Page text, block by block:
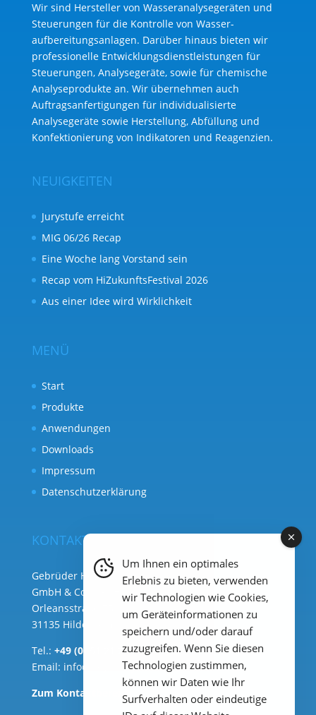
Wir sind Hersteller von Wasseranalysegeräten und
Steuerungen für die Kontrolle von Wasser­
aufbereitungs­anlagen. Darüber hinaus bieten wir
professionelle Entwicklungs­dienst­leistungen für
Steuerungen, Analysegeräte, sowie für chemische
Analyse­produkte an. Wir übernehmen auch
Auftragsanfertigungen für individualisierte
Analysegeräte sowie Herstellung, Abfüllung und
Konfektionierung von Indikatoren und Reagenzien.
NEUIGKEITEN
Jurystufe erreicht
MIG 06/26 Recap
Eine Woche lang Vorstand sein
Recap vom HiZukunftsFestival 2026
Aus einer Idee wird Wirklichkeit
MENÜ
Start
Produkte
Anwendungen
Downloads
Impressum
Datenschutzerklärung
KONTAKT
Gebrüder Heyl Analysentechnik
GmbH & Co. KG ( Hauptsitz )
Orleansstraße 75b
31135 Hildesheim
Tel.: +49 (0) 51 21 289 33 – 0
Email: info@heylanalysis.de
Zum Kontaktbereich
Um Ihnen ein optimales
Erlebnis zu bieten, verwenden
wir Technologien wie Cookies,
um Geräteinformationen zu
speichern und/oder darauf
zuzugreifen. Wenn Sie diesen
Technologien zustimmen,
können wir Daten wie Ihr
Surfverhalten oder eindeutige